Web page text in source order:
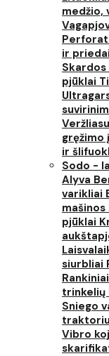
medžio,
ir priedai
Skardos
pjūklai
gręžimo
ir
Sodo -
Alyva
varikliai
mašinos
pjūklai
siurbliai
trinkelių
Sniego
Vibro